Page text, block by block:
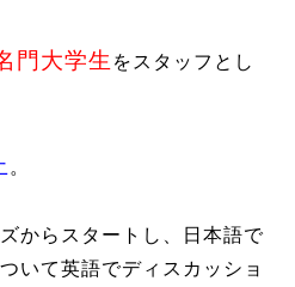
門大学生 をスタッフとし
。
からスタートし、日本語で
いて英語でディスカッショ